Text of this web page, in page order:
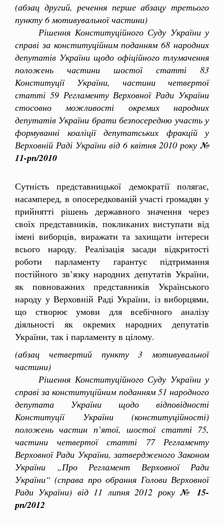
(абзац другий, речення перше абзацу третього
пункту 6 мотивувальної частини)
Рішення Конституційного Суду України у
справі за конституційним поданням 68 народних
депутатів України щодо офіційного тлумачення
положень частини шостої статті 83
Конституції України, частини четвертої
статті 59 Регламенту Верховної Ради України
стосовно можливості окремих народних
депутатів України брати безпосередню участь у
формуванні коаліції депутатських фракцій у
Верховній Раді України від 6 квітня 2010 року №
11-рп/2010
Сутність представницької демократії полягає,
насамперед, в опосередкованій участі громадян у
прийнятті рішень державного значення через
своїх представників, покликаних виступати від
імені виборців, виражати та захищати інтереси
всього народу. Реалізація засади відкритості
роботи парламенту гарантує підтримання
постійного зв’язку народних депутатів України,
як повноважних представників Українського
народу у Верховній Раді України, із виборцями,
що створює умови для всебічного аналізу
діяльності як окремих народних депутатів
України, так і парламенту в цілому.
(абзац четвертий пункту 3 мотивувальної
частини)
Рішення Конституційного Суду України у
справі за конституційним поданням 51 народного
депутата України щодо відповідності
Конституції України (конституційності)
положень частин п’ятої, шостої статті 75,
частини четвертої статті 77 Регламенту
Верховної Ради України, затвердженого Законом
України „Про Регламент Верховної Ради
України“ (справа про обрання Голови Верховної
Ради України) від 11 липня 2012 року№ 15-
рп/2012